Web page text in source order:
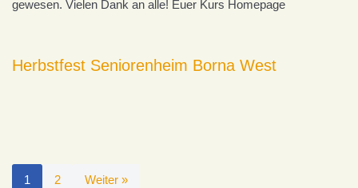
gewesen. Vielen Dank an alle! Euer Kurs Homepage
Herbstfest Seniorenheim Borna West
1 2 Weiter »